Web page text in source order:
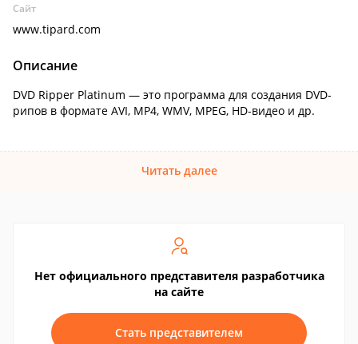
Сайт
www.tipard.com
Описание
DVD Ripper Platinum — это программа для создания DVD-
рипов в формате AVI, MP4, WMV, MPEG, HD-видео и др.
Читать далее
Нет официального представителя разработчика
на сайте
Стать представителем